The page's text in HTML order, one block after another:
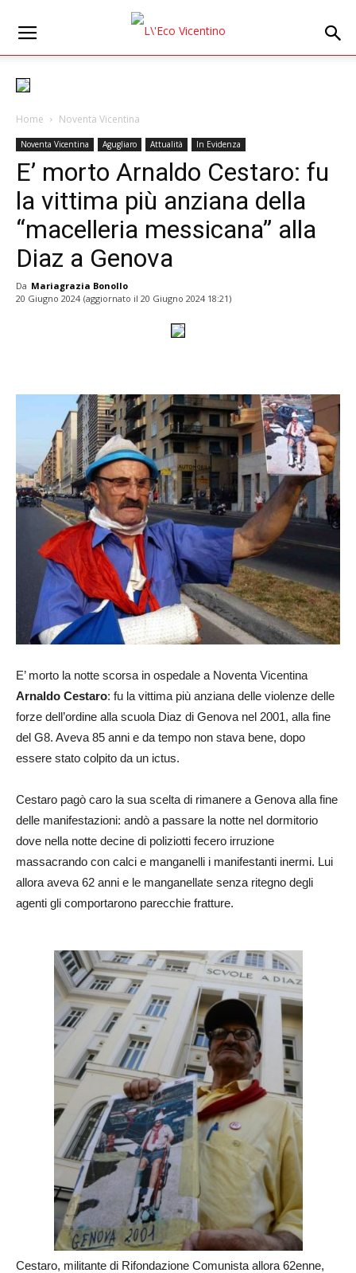
Home Noventa Vicentina
Noventa Vicentina Agugliaro Attualità In Evidenza
E’ morto Arnaldo Cestaro: fu
la vittima più anziana della
“macelleria messicana” alla
Diaz a Genova
Da Mariagrazia Bonollo
20 Giugno 2024 (aggiornato il 20 Giugno 2024 18:21)
E’ morto la notte scorsa in ospedale a Noventa Vicentina
Arnaldo Cestaro: fu la vittima più anziana delle violenze delle
forze dell’ordine alla scuola Diaz di Genova nel 2001, alla fine
del G8. Aveva 85 anni e da tempo non stava bene, dopo
essere stato colpito da un ictus.
Cestaro pagò caro la sua scelta di rimanere a Genova alla fine
delle manifestazioni: andò a passare la notte nel dormitorio
dove nella notte decine di poliziotti fecero irruzione
massacrando con calci e manganelli i manifestanti inermi. Lui
allora aveva 62 anni e le manganellate senza ritegno degli
agenti gli comportarono parecchie fratture.
Cestaro, militante di Rifondazione Comunista allora 62enne,